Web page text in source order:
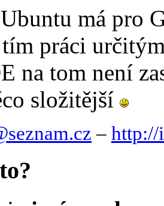
má pro
práci
na tom není
složitější
seznam.cz – http://